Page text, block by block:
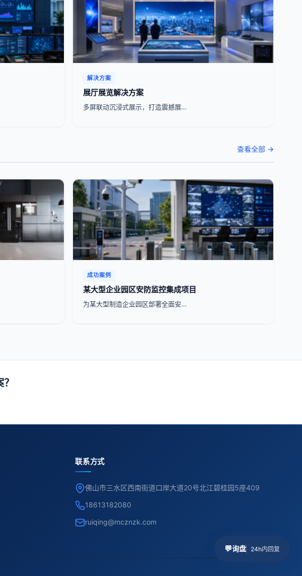
解决方案
展厅展览解决方案
多屏联动沉浸式展示，打造震撼展…
查看全部 →
成功案例
某大型企业园区安防监控集成项目
为某大型制造企业园区部署全面安…
联系方式
佛山市三水区西南街道口岸大道20号北江碧桂园5座409
18613182080
ruiqing@mcznzk.com
💬询盘 24h内回复